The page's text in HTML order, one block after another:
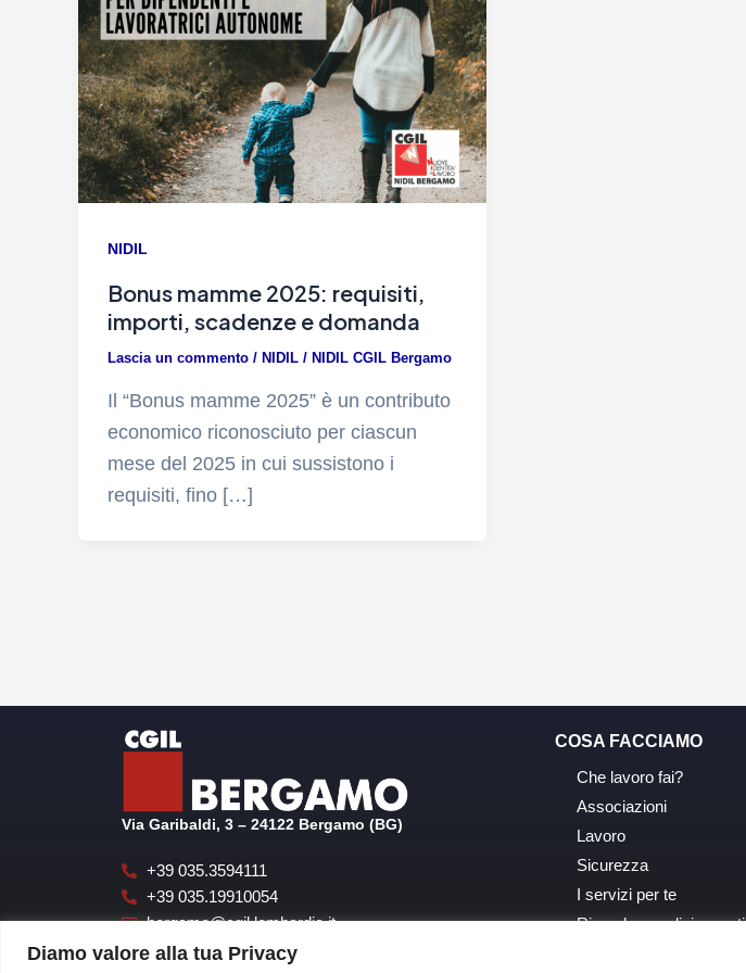
Diamo valore alla tua Privacy
NIDIL
Bonus mamme 2025: requisiti,
importi, scadenze e domanda
Lascia un commento / NIDIL / NIDIL CGIL Bergamo
Il “Bonus mamme 2025” è un contributo
economico riconosciuto per ciascun
mese del 2025 in cui sussistono i
requisiti, fino […]
Via Garibaldi, 3 – 24122 Bergamo (BG)
+39 035.3594111
+39 035.19910054
bergamo@cgil.lombardia.it
cgilbgsegreteria@pecgil.it
COSA FACCIAMO
Che lavoro fai?
Associazioni
Lavoro
Sicurezza
I servizi per te
Ricerche, analisi, eventi